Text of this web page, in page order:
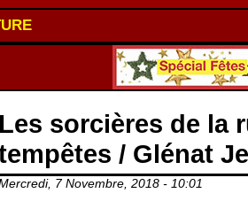
sorcières de la
/ Glénat
7 Novembre, 2018 - 10:01